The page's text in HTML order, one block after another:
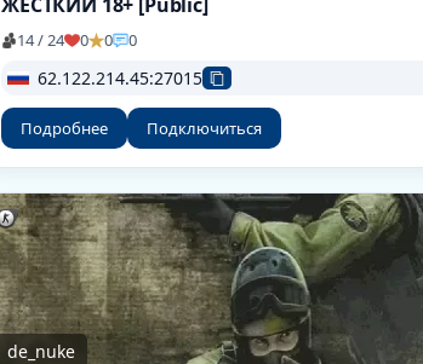
14 / 24 0 0 0
62.122.214.45:27015
Подробнее Подключиться
de_nuke